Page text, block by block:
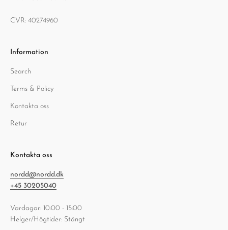
CVR: 40274960
Information
Search
Terms & Policy
Kontakta oss
Retur
Kontakta oss
nordd@nordd.dk
+45 30205040
Vardagar: 10:00 - 15:00
Helger/Högtider: Stängt